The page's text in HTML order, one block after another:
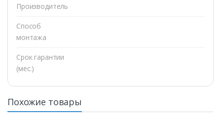
Производитель
Способ
монтажа
Срок гарантии
(мес.)
Похожие товары